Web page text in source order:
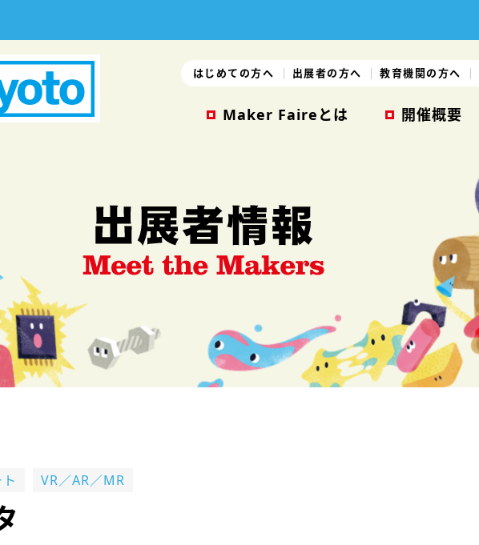
はじめての方へ 出展者の方へ 教育機関の方へ
Maker Faireとは 開催概要
VR／AR／MR